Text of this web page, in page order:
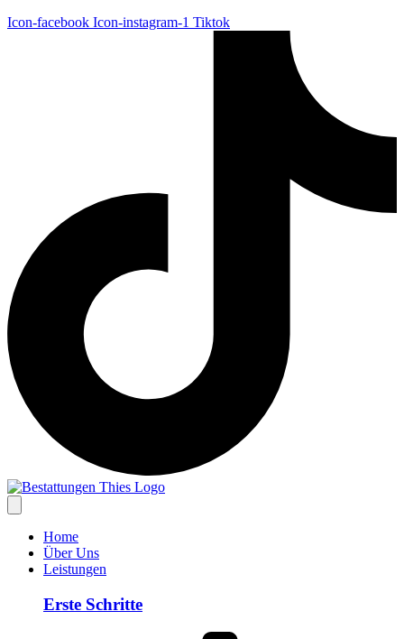
Icon-facebook Icon-instagram-1 Tiktok
Home
Über Uns
Leistungen
Erste Schritte